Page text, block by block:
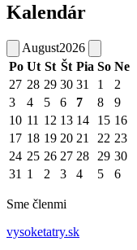
Kalendár
August2026
Po Ut St Št Pia So Ne
27 28 29 30 31 1
2
3
4 5 6 7 8
9
10 11 12 13 14 15 16
17 18 19 20 21 22 23
24 25 26 27 28 29 30
31 1 2 3 4 5 6
Sme členmi
vysoketatry.sk